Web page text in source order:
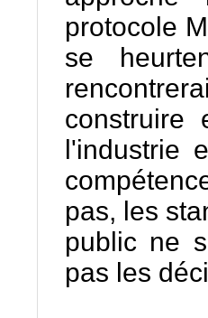
protocole
se
l'industrie
pas, les
public ne
pas les